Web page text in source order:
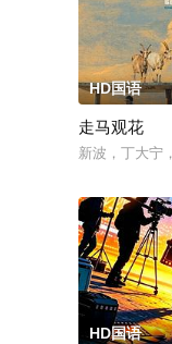
HD国语
走马观花
新波，丁大宁
HD国语